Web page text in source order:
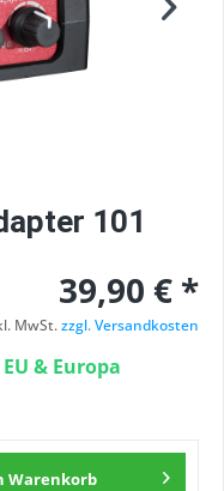
101
39,90 € *
MwSt.zzgl. Versandkosten
& Europa
Warenkorb